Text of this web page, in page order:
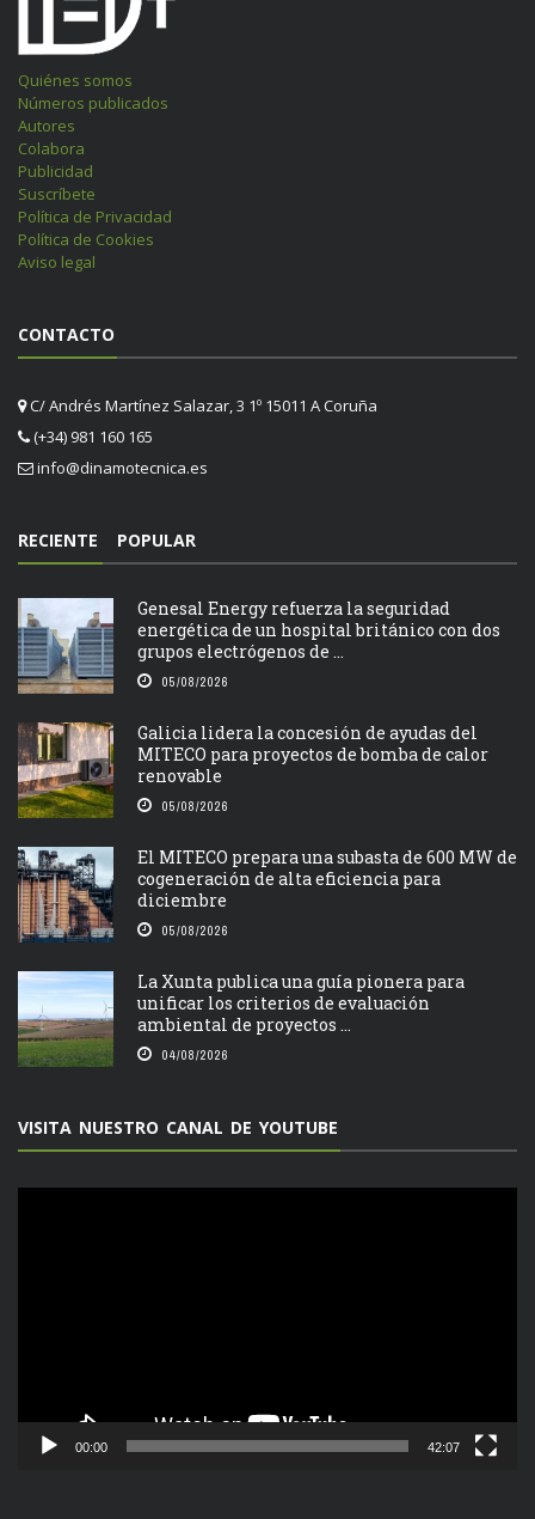
Quiénes somos
Números publicados
Autores
Colabora
Publicidad
Suscríbete
Política de Privacidad
Política de Cookies
Aviso legal
CONTACTO
C/ Andrés Martínez Salazar, 3 1º 15011 A Coruña
(+34) 981 160 165
info@dinamotecnica.es
RECIENTE POPULAR
Genesal Energy refuerza la seguridad
energética de un hospital británico con dos
grupos electrógenos de ...
05/08/2026
Galicia lidera la concesión de ayudas del
MITECO para proyectos de bomba de calor
renovable
05/08/2026
El MITECO prepara una subasta de 600 MW de
cogeneración de alta eficiencia para
diciembre
05/08/2026
La Xunta publica una guía pionera para
unificar los criterios de evaluación
ambiental de proyectos ...
04/08/2026
VISITA NUESTRO CANAL DE YOUTUBE
00:00 42:07